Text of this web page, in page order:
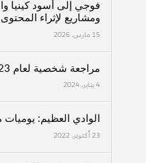
فوجي إلى أسود كينيا
ومشاريع لإثراء
15 مارس، 2026
مراجعة شخصية لعام 2023 وأهداف العام الجديد
4 يناير، 2024
الوادي العظيم: يوميات
23 أكتوبر، 2022